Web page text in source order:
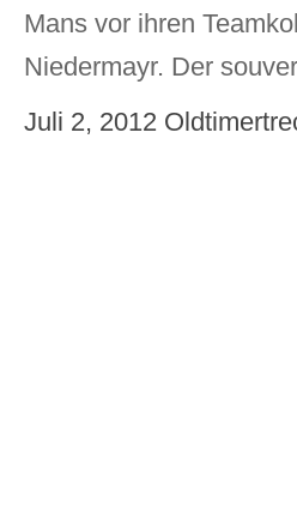
Mans vor ihren
Niedermayr. Der
Juli 2, 2012